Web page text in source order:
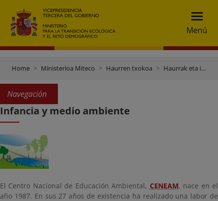
Menú
Home Ministerioa Miteco Haurren txokoa Haurrak eta ingurumena
Navegación
Infancia y medio ambiente
El Centro Nacional de Educación Ambiental, CENEAM, nace en el
año 1987. En sus 27 años de existencia ha realizado una labor de